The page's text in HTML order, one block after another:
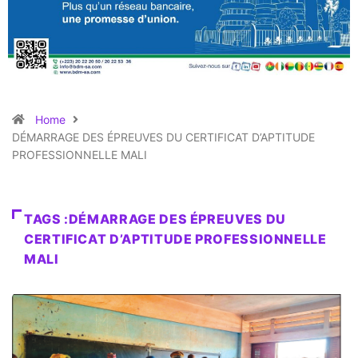
Home
DÉMARRAGE DES ÉPREUVES DU CERTIFICAT D’APTITUDE
PROFESSIONNELLE MALI
TAGS :DÉMARRAGE DES ÉPREUVES DU
CERTIFICAT D’APTITUDE PROFESSIONNELLE
MALI